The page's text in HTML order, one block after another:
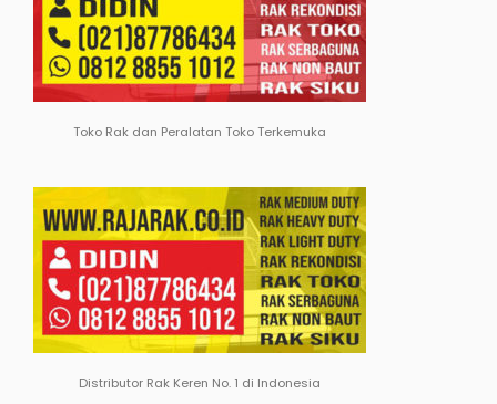
Toko Rak dan Peralatan Toko Terkemuka
Distributor Rak Keren No. 1 di Indonesia